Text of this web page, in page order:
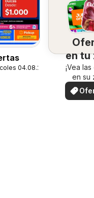
04.08.2026
en tu
¡Vea
en su